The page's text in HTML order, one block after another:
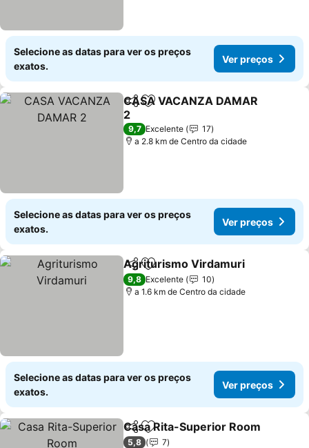
Selecione as datas para ver os preços
exatos.
Ver preços
PartilharAdicionar aos favoritos
CASA VACANZA DAMAR
2
Ver preços
9,7 Excelente
17
a 2.8 km de Centro da cidade
Selecione as datas para ver os preços
exatos.
Ver preços
PartilharAdicionar aos favoritos
Agriturismo Virdamuri
9,8 Excelente
10
a 1.6 km de Centro da cidade
Selecione as datas para ver os preços
exatos.
Ver preços
PartilharAdicionar aos favoritos
Casa Rita-Superior Room
5,8
7